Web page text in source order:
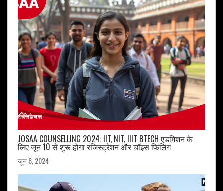
JOSAA COUNSELLING 2024: IIT, NIT, IIIT BTECH एडमिशन के
लिए जून 10 से शुरू होगा रजिस्ट्रेशन और चॉइस फिलिंग
जून 6, 2024